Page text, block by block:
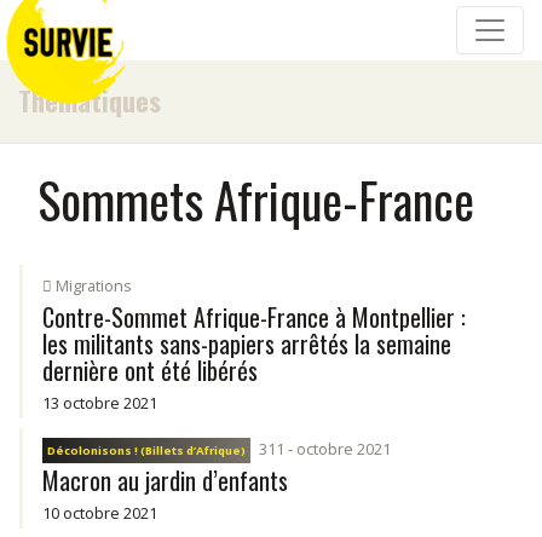
Thématiques
Sommets Afrique-France
Migrations
Contre-Sommet Afrique-France à Montpellier :
les militants sans-papiers arrêtés la semaine
dernière ont été libérés
13 octobre 2021
Décolonisons ! (Billets d’Afrique) 311 - octobre 2021
Macron au jardin d’enfants
10 octobre 2021